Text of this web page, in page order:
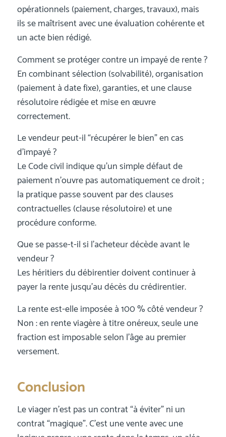
opérationnels (paiement, charges, travaux), mais
ils se maîtrisent avec une évaluation cohérente et
un acte bien rédigé.
Comment se protéger contre un impayé de rente ?
En combinant sélection (solvabilité), organisation
(paiement à date fixe), garanties, et une clause
résolutoire rédigée et mise en œuvre
correctement.
Le vendeur peut-il “récupérer le bien” en cas
d’impayé ?
Le Code civil indique qu’un simple défaut de
paiement n’ouvre pas automatiquement ce droit ;
la pratique passe souvent par des clauses
contractuelles (clause résolutoire) et une
procédure conforme.
Que se passe-t-il si l’acheteur décède avant le
vendeur ?
Les héritiers du débirentier doivent continuer à
payer la rente jusqu’au décès du crédirentier.
La rente est-elle imposée à 100 % côté vendeur ?
Non : en rente viagère à titre onéreux, seule une
fraction est imposable selon l’âge au premier
versement.
Conclusion
Le viager n’est pas un contrat “à éviter” ni un
contrat “magique”. C’est une vente avec une